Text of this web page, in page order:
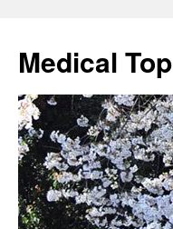
Medical